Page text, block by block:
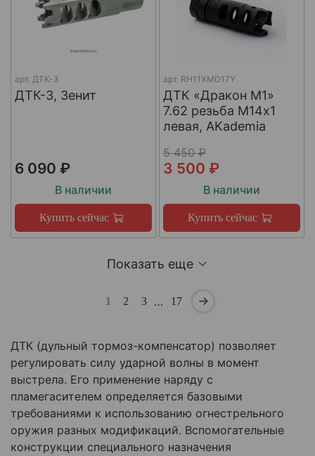
арт. ДТК-3
ДТК-3, Зенит
6 090 ₽
В наличии
Купить сейчас
арт. RH11XMD17Y
ДТК «Дракон М1»
7.62 резьба М14х1
левая, AKademia
5 450 ₽
3 500 ₽
В наличии
Купить сейчас
Показать еще
1 2 3 … 17
ДТК (дульный тормоз-компенсатор) позволяет
регулировать силу ударной волны в момент
выстрела. Его применение наряду с
пламегасителем определяется базовыми
требованиями к использованию огнестрельного
оружия разных модификаций. Вспомогательные
конструкции специального назначения